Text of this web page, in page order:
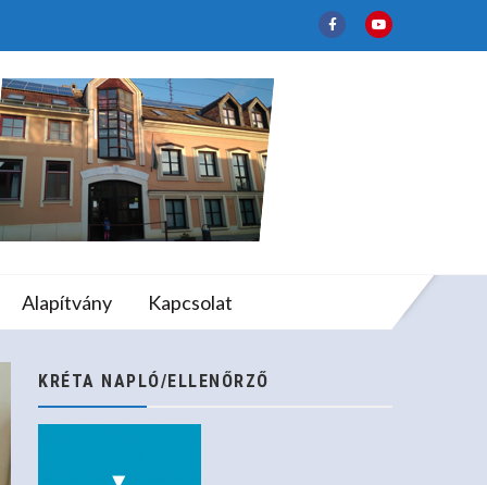
Művészeti
Alapítvány Kapcsolat
KRÉTA NAPLÓ/ELLENŐRZŐ